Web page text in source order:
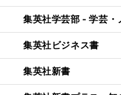
集英社学芸部 - 学芸・
集英社ビジネス書
集英社新書